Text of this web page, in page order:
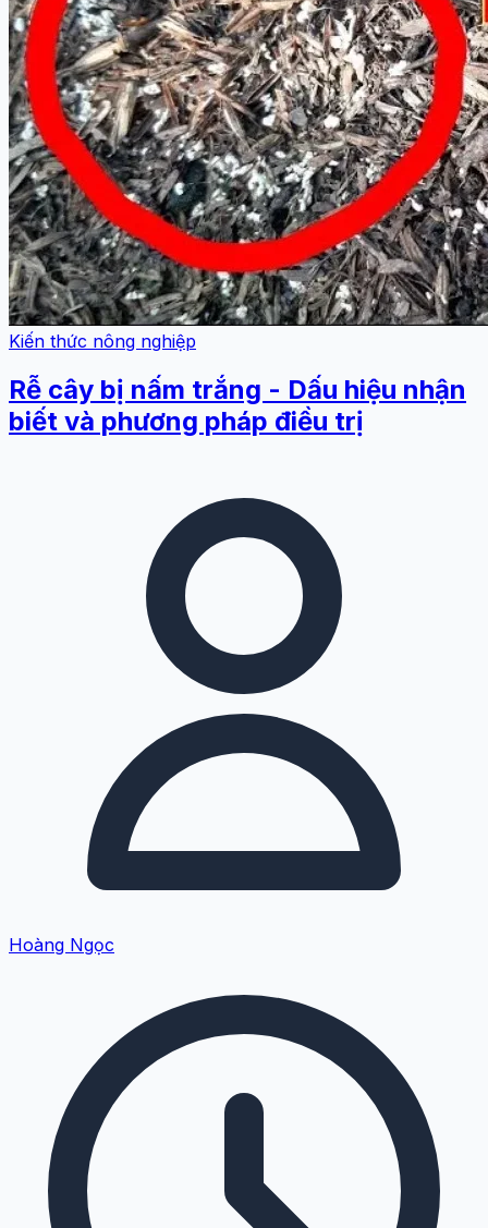
Kiến thức nông nghiệp
Rễ cây bị nấm trắng - Dấu hiệu nhận
biết và phương pháp điều trị
Hoàng Ngọc